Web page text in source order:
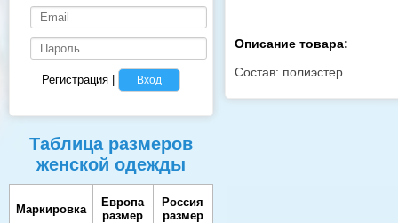
Регистрация Вход
Таблица размеров
женской одежды
Маркировка
Европа
размер
Россия
размер
Описание товара:
Состав: полиэстер